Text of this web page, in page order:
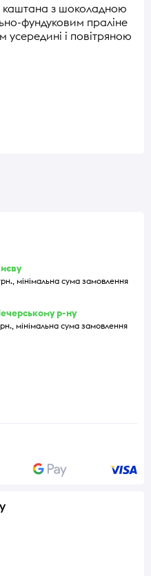
каштана з шоколадною
фундуковим праліне
усередині і повітряною
мінімальна сума замовлення
р-ну
мінімальна сума замовлення